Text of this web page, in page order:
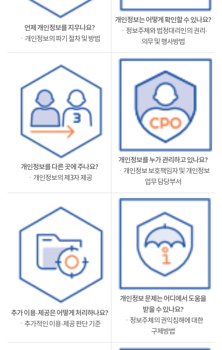
언제 개인정보를 지우나요?
ㆍ개인정보의 파기 절차 및 방법
개인정보는 어떻게 확인할 수 있나요?
ㆍ정보주체와 법정대리인의 권리·
의무 및 행사방법
개인정보를 다른 곳에 주나요?
ㆍ개인정보의 제3자 제공
개인정보를 누가 관리하고 있나요?
ㆍ개인정보 보호책임자 및 개인정보
업무 담당부서
추가 이용·제공은 어떻게 처리하나요?
ㆍ추가적인 이용·제공 판단 기준
개인정보 문제는 어디에서 도움을
받을 수 있나요?
ㆍ정보주체의 권익침해에 대한
구제방법